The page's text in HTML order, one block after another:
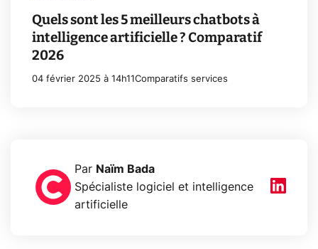
Quels sont les 5 meilleurs chatbots à
intelligence artificielle ? Comparatif
2026
04 février 2025 à 14h11Comparatifs services
Par Naïm Bada
Spécialiste logiciel et intelligence
artificielle